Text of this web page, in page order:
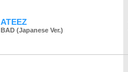
ATEEZ
BAD (Japanese Ver.)